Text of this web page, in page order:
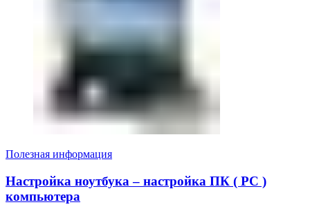
Полезная информация
Настройка ноутбука – настройка ПК ( PC )
компьютера